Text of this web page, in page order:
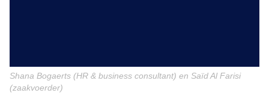
Shana Bogaerts (HR & business consultant) en Saïd Al Farisi
(zaakvoerder)